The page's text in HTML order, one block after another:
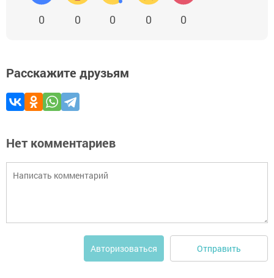
0 0 0 0 0
Расскажите друзьям
Нет комментариев
Авторизоваться Отправить